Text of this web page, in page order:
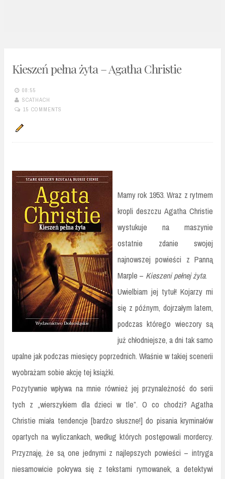
Kieszeń pełna żyta – Agatha Christie
08:55
SCATHACH
15 COMMENTS
Mamy rok 1953. Wraz z rytmem
kropli deszczu Agatha Christie
wystukuje na maszynie
ostatnie zdanie swojej
najnowszej powieści z Panną
Marple – Kieszeni pełnej żyta.
Uwielbiam jej tytuł! Kojarzy mi
się z późnym, dojrzałym latem,
podczas którego wieczory są
już chłodniejsze, a dni tak samo
upalne jak podczas miesięcy poprzednich. Właśnie w takiej scenerii
wyobrażam sobie akcję tej książki.
Pozytywnie wpływa na mnie również jej przynależność do serii
tych z „wierszykiem dla dzieci w tle”. O co chodzi? Agatha
Christie miała tendencje [bardzo słuszne!] do pisania kryminałów
opartych na wyliczankach, według których postępowali mordercy.
Przyznaję, że są one jednymi z najlepszych powieści – intryga
niesamowicie pokrywa się z tekstami rymowanek, a detektywi